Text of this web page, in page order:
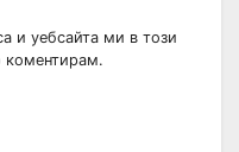
и уебсайта ми в този
коментирам.